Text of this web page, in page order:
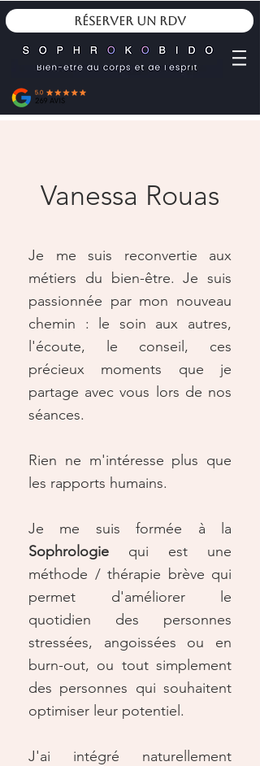
Réserver un RDV
Vanessa Rouas
Je me suis reconvertie aux
métiers du bien-être. Je suis
passionnée par mon nouveau
chemin : le soin aux autres,
l'écoute, le conseil, ces
précieux moments que je
partage avec vous lors de nos
séances.
Rien ne m'intéresse plus que
les rapports humains.
Je me suis formée à la
Sophrologie qui est une
méthode / thérapie brève qui
permet d'améliorer le
quotidien des personnes
stressées, angoissées ou en
burn-out, ou tout simplement
des personnes qui souhaitent
optimiser leur potentiel.
J'ai intégré naturellement